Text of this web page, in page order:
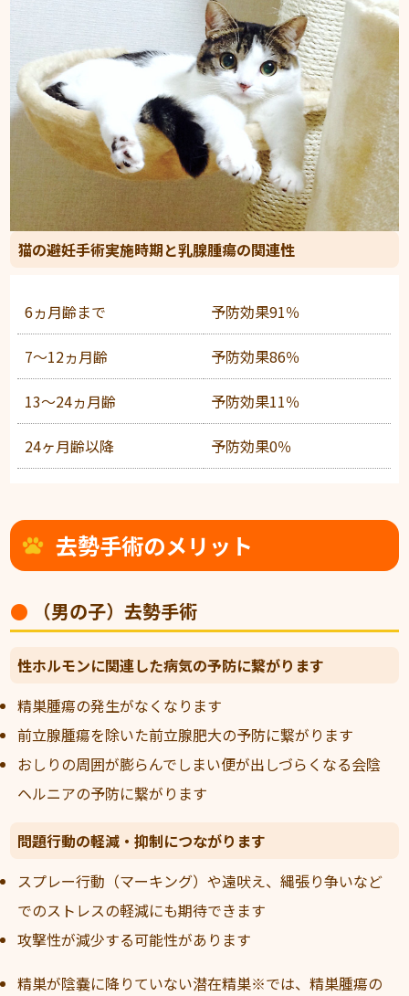
猫の避妊手術実施時期と乳腺腫瘍の関連性
6ヵ月齢まで 予防効果91％
7～12ヵ月齢 予防効果86％
13～24ヵ月齢 予防効果11％
24ヶ月齢以降 予防効果0％
去勢手術のメリット
（男の子）去勢手術
性ホルモンに関連した病気の予防に繋がります
精巣腫瘍の発生がなくなります
前立腺腫瘍を除いた前立腺肥大の予防に繋がります
おしりの周囲が膨らんでしまい便が出しづらくなる会陰
ヘルニアの予防に繋がります
問題行動の軽減・抑制につながります
スプレー行動（マーキング）や遠吠え、縄張り争いなど
でのストレスの軽減にも期待できます
攻撃性が減少する可能性があります
精巣が陰嚢に降りていない潜在精巣※では、精巣腫瘍の